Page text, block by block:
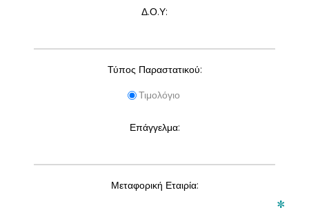
Δ.Ο.Υ:
Τύπος Παραστατικού:
Τιμολόγιο
Επάγγελμα:
Μεταφορική Εταιρία:
*